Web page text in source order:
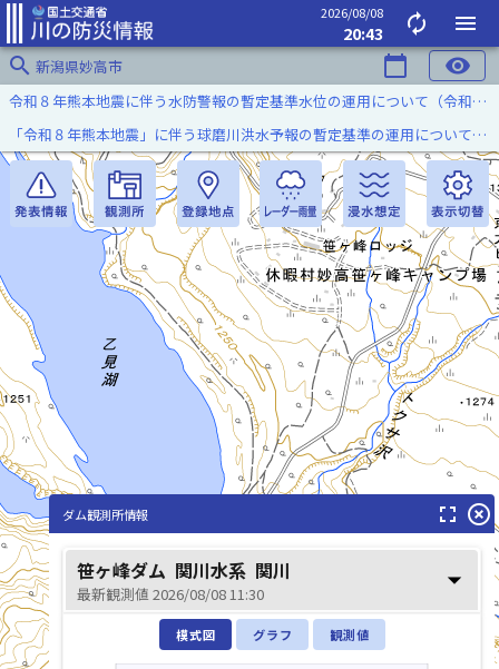
2026/08/08
20:43 autorenew
menu
search 新潟県妙高市 calendar_today visibility
関川(せきかわ)
令和８年熊本地震に伴う水防警報の暫定基準水位の運用について（令和８年８月７日）
「令和８年熊本地震」に伴う球磨川洪水予報の暫定基準の運用について（令和８年８月５日）
ダム観測所情報 fullscreen highlight_off
笹ヶ峰ダム 関川水系 関川
最新観測値 2026/08/08 11:30 arrow_drop_down
模式図 グラフ 観測値